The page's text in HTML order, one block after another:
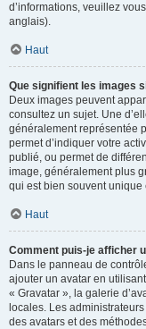
d’informations, veuillez
anglais).
Haut
Que signifient les images
Deux images peuvent
consultez un sujet. Une
généralement représentée
permet d’indiquer votre
publié, ou permet de
image, généralement plus
qui est bien souvent
Haut
Comment puis-je afficher
Dans le panneau de
ajouter un avatar en
« Gravatar », la galerie
locales. Les
des avatars et des